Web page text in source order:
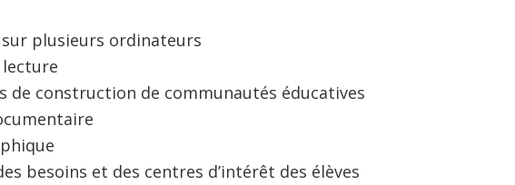
plusieurs ordinateurs
de construction de communautés éducatives
besoins et des centres d’intérêt des élèves